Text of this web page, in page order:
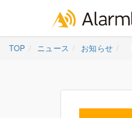
Skip
TOP ニュース お知らせ